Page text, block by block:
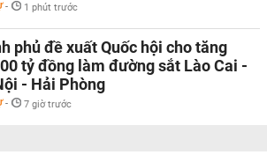
- 1 phút trước
phủ đề xuất Quốc hội cho tăng
tỷ đồng làm đường sắt Lào Cai -
- Hải Phòng
- 7 giờ trước